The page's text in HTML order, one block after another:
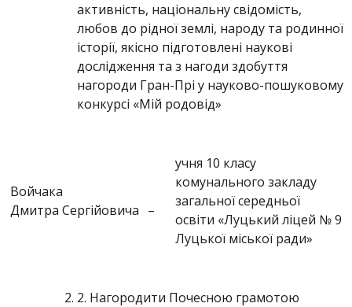
активність, національну свідомість,
любов до рідної землі, народу та родинної
історії, якісно підготовлені наукові
дослідження та з нагоди здобуття
нагороди Гран-Прі у науково-пошуковому
конкурсі «Мій родовід»
Войчака
Дмитра Сергійовича –
учня 10 класу
комунального закладу
загальної середньої
освіти «Луцький ліцей № 9
Луцької міської ради»
2. Нагородити Почесною грамотою